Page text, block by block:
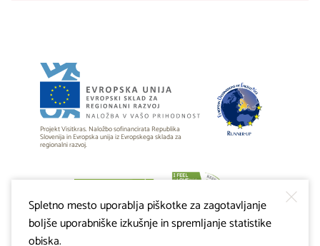
Projekt Visitkras. Naložbo sofinancirata Republika
Slovenija in Evropska unija iz Evropskega sklada za
regionalni razvoj.
Spletno mesto uporablja piškotke za zagotavljanje
boljše uporabniške izkušnje in spremljanje statistike
obiska.